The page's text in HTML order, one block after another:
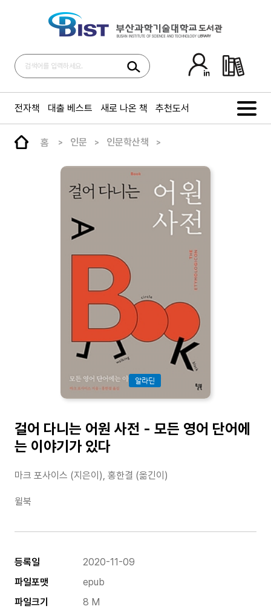
전자책 대출 베스트 새로 나온 책 추천도서
홈 인문 인문학산책
알라딘
걸어 다니는 어원 사전 - 모든 영어 단어에
는 이야기가 있다
마크 포사이스 (지은이), 홍한결 (옮긴이)
윌북
등록일
2020-11-09
파일포맷
epub
파일크기
8 M